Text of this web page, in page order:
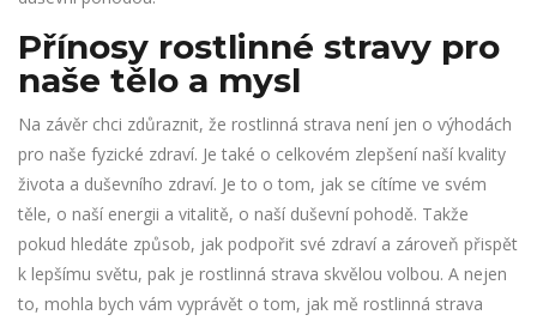
Přínosy rostlinné stravy pro
naše tělo a mysl
Na závěr chci zdůraznit, že rostlinná strava není jen o výhodách
pro naše fyzické zdraví. Je také o celkovém zlepšení naší kvality
života a duševního zdraví. Je to o tom, jak se cítíme ve svém
těle, o naší energii a vitalitě, o naší duševní pohodě. Takže
pokud hledáte způsob, jak podpořit své zdraví a zároveň přispět
k lepšímu světu, pak je rostlinná strava skvělou volbou. A nejen
to, mohla bych vám vyprávět o tom, jak mě rostlinná strava